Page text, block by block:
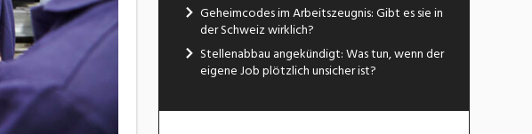
Geheimcodes im Arbeitszeugnis: Gibt es sie in
der Schweiz wirklich?
Stellenabbau angekündigt: Was tun, wenn der
eigene Job plötzlich unsicher ist?